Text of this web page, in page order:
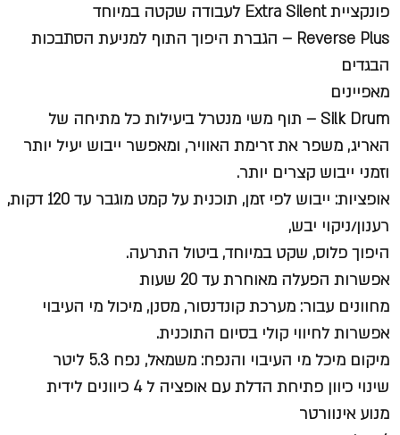
פונקציית Extra Silent לעבודה שקטה במיוחד
Reverse Plus – הגברת היפוך התוף למניעת הסתבכות
הבגדים
מאפיינים
Silk Drum – תוף משי מנטרל ביעילות כל מתיחה של
האריג, משפר את זרימת האוויר, ומאפשר ייבוש יעיל יותר
וזמני ייבוש קצרים יותר.
אופציות: ייבוש לפי זמן, תוכנית על קמט מוגבר עד 120 דקות,
רענון/ניקוי יבש,
היפוך פלוס, שקט במיוחד, ביטול התרעה.
אפשרות הפעלה מאוחרת עד 20 שעות
מחוונים עבור: מערכת קונדנסור, מסנן, מיכול מי העיבוי
אפשרות לחיווי קולי בסיום התוכנית.
מיקום מיכל מי העיבוי והנפח: משמאל, נפח 5.3 ליטר
שינוי כיוון פתיחת הדלת עם אופציה ל 4 כיוונים לידית
מנוע אינוורטר